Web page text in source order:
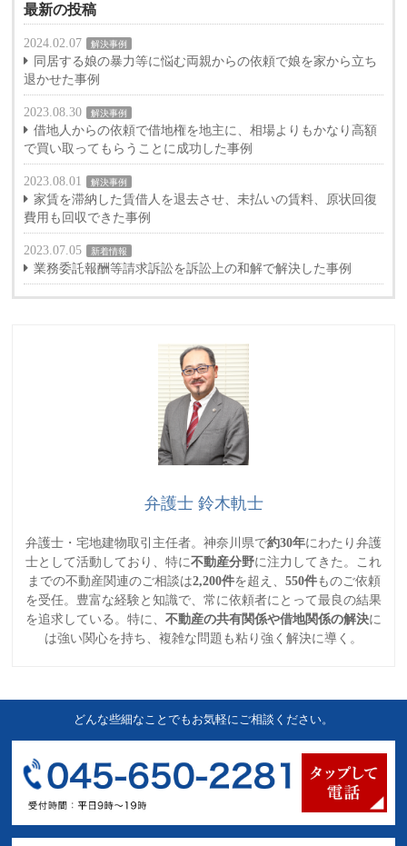
最新の投稿
2024.02.07 解決事例
同居する娘の暴力等に悩む両親からの依頼で娘を家から立ち
退かせた事例
2023.08.30 解決事例
借地人からの依頼で借地権を地主に、相場よりもかなり高額
で買い取ってもらうことに成功した事例
2023.08.01 解決事例
家賃を滞納した賃借人を退去させ、未払いの賃料、原状回復
費用も回収できた事例
2023.07.05 新着情報
業務委託報酬等請求訴訟を訴訟上の和解で解決した事例
弁護士 鈴木軌士
弁護士・宅地建物取引主任者。神奈川県で約30年にわたり弁護
士として活動しており、特に不動産分野に注力してきた。これ
までの不動産関連のご相談は2,200件を超え、 550件ものご依頼
を受任。豊富な経験と知識で、常に依頼者にとって最良の結果
を追求している。特に、 不動産の共有関係や借地関係の解決に
は強い関心を持ち、複雑な問題も粘り強く解決に導く。
どんな些細なことでもお気軽にご相談ください。